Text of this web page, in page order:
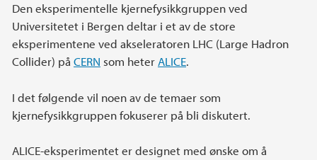
Den eksperimentelle kjernefysikkgruppen ved
Universitetet i Bergen deltar i et av de store
eksperimentene ved akseleratoren LHC (Large Hadron
Collider) på CERN som heter ALICE.
I det følgende vil noen av de temaer som
kjernefysikkgruppen fokuserer på bli diskutert.
ALICE-eksperimentet er designet med ønske om å